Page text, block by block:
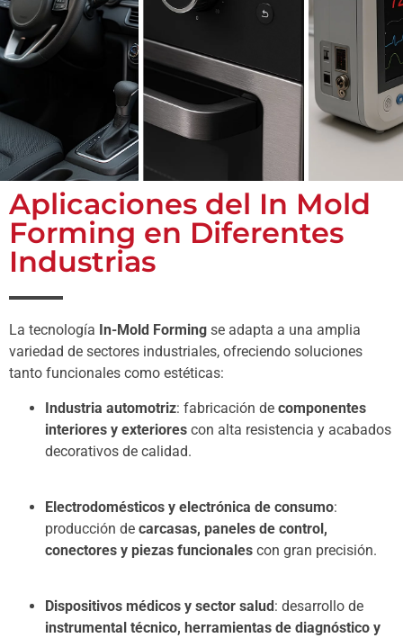
Aplicaciones del In Mold
Forming en Diferentes
Industrias
La tecnología In-Mold Forming se adapta a una amplia
variedad de sectores industriales, ofreciendo soluciones
tanto funcionales como estéticas:
Industria automotriz: fabricación de componentes
interiores y exteriores con alta resistencia y acabados
decorativos de calidad.
Electrodomésticos y electrónica de consumo:
producción de carcasas, paneles de control,
conectores y piezas funcionales con gran precisión.
Dispositivos médicos y sector salud : desarrollo de
instrumental técnico, herramientas de diagnóstico y